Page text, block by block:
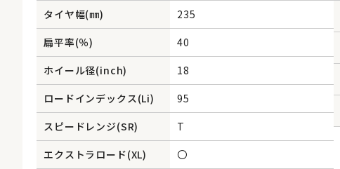
タイヤ幅(㎜)
235
扁平率(％)
40
ホイール径(inch)
18
ロードインデックス(Li)
95
スピードレンジ(SR)
T
エクストラロード(XL)
〇